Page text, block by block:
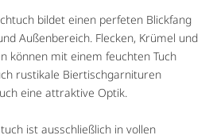
bildet einen perfeten Blickfang
Außenbereich. Flecken, Krümel und
können mit einem feuchten Tuch
rustikale Biertischgarnituren
eine attraktive Optik.
ist ausschließlich in vollen